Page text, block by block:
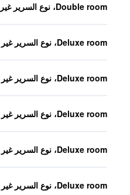
Double room، نوع السرير غير معروف
Deluxe room، نوع السرير غير معروف
Deluxe room، نوع السرير غير معروف
Deluxe room، نوع السرير غير معروف
Deluxe room، نوع السرير غير معروف
Deluxe room، نوع السرير غير معروف